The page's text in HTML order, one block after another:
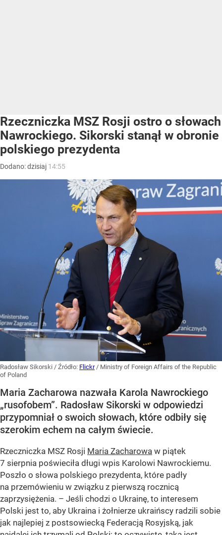
Rzeczniczka MSZ Rosji ostro o słowach
Nawrockiego. Sikorski stanął w obronie
polskiego prezydenta
Dodano:dzisiaj 14:55
Radosław Sikorski / Źródło: Flickr / Ministry of Foreign Affairs of the Republic
of Poland
Maria Zacharowa nazwała Karola Nawrockiego
„rusofobem”. Radosław Sikorski w odpowiedzi
przypomniał o swoich słowach, które odbiły się
szerokim echem na całym świecie.
Rzeczniczka MSZ Rosji Maria Zacharowa w piątek
7 sierpnia poświeciła długi wpis Karolowi Nawrockiemu.
Poszło o słowa polskiego prezydenta, które padły
na przemówieniu w związku z pierwszą rocznicą
zaprzysiężenia. – Jeśli chodzi o Ukrainę, to interesem
Polski jest to, aby Ukraina i żołnierze ukraińscy radzili sobie
jak najlepiej z postsowiecką Federacją Rosyjską, jak